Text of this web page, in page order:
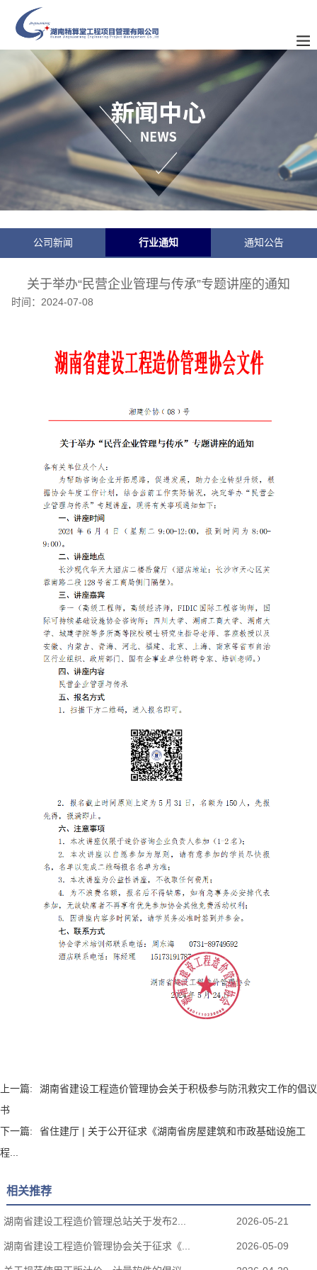
公司新闻 行业通知 通知公告
关于举办“民营企业管理与传承”专题讲座的通知
时间： 2024-07-08
上一篇:
湖南省建设工程造价管理协会关于积极参与防汛救灾工作的倡议
书
下一篇:
省住建厅 | 关于公开征求《湖南省房屋建筑和市政基础设施工
程...
相关推荐
湖南省建设工程造价管理总站关于发布2... 2026-05-21
湖南省建设工程造价管理协会关于征求《... 2026-05-09